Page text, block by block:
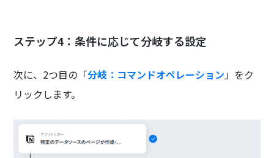
ステップ4：条件に応じて分岐する設定
次に、2つ目の「分岐：コマンドオペレーション」をク
リックします。